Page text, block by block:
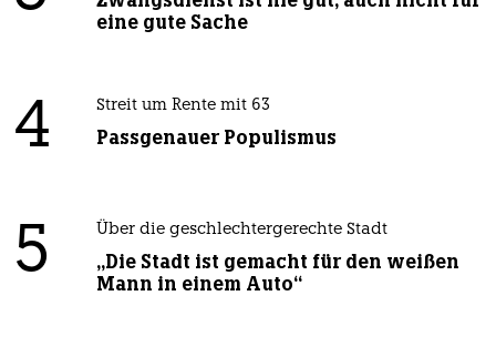
eine gute Sache
4 Streit um Rente mit 63
Passgenauer Populismus
5 Über die geschlechtergerechte Stadt
„Die Stadt ist gemacht für den weißen
Mann in einem Auto“